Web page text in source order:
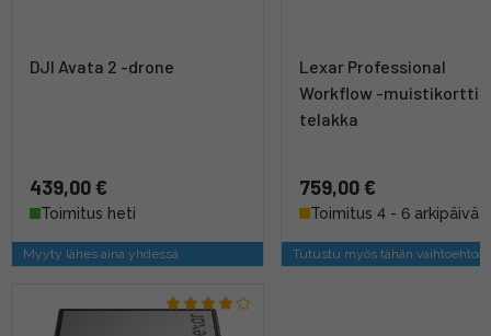
DJI Avata 2 -drone
439,00 €
Toimitus heti
Myyty lähes aina yhdessä
Lexar Professional
Workflow -muistikortti
telakka
759,00 €
Toimitus 4 - 6 arkipäivää
Tutustu myös tähän